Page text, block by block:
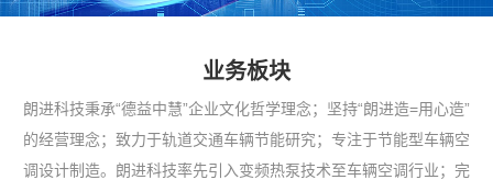
业务板块
朗进科技秉承“德益中慧”企业文化哲学理念；坚持“朗进造=用心造”
的经营理念；致力于轨道交通车辆节能研究；专注于节能型车辆空
调设计制造。朗进科技率先引入变频热泵技术至车辆空调行业；完